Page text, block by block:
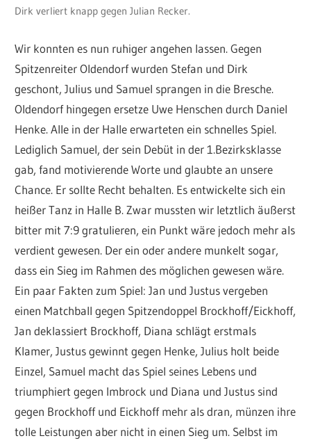
Dirk verliert knapp gegen Julian Recker.
Wir konnten es nun ruhiger angehen lassen. Gegen
Spitzenreiter Oldendorf wurden Stefan und Dirk
geschont, Julius und Samuel sprangen in die Bresche.
Oldendorf hingegen ersetze Uwe Henschen durch Daniel
Henke. Alle in der Halle erwarteten ein schnelles Spiel.
Lediglich Samuel, der sein Debüt in der 1.Bezirksklasse
gab, fand motivierende Worte und glaubte an unsere
Chance. Er sollte Recht behalten. Es entwickelte sich ein
heißer Tanz in Halle B. Zwar mussten wir letztlich äußerst
bitter mit 7:9 gratulieren, ein Punkt wäre jedoch mehr als
verdient gewesen. Der ein oder andere munkelt sogar,
dass ein Sieg im Rahmen des möglichen gewesen wäre.
Ein paar Fakten zum Spiel: Jan und Justus vergeben
einen Matchball gegen Spitzendoppel Brockhoff/Eickhoff,
Jan deklassiert Brockhoff, Diana schlägt erstmals
Klamer, Justus gewinnt gegen Henke, Julius holt beide
Einzel, Samuel macht das Spiel seines Lebens und
triumphiert gegen Imbrock und Diana und Justus sind
gegen Brockhoff und Eickhoff mehr als dran, münzen ihre
tolle Leistungen aber nicht in einen Sieg um. Selbst im